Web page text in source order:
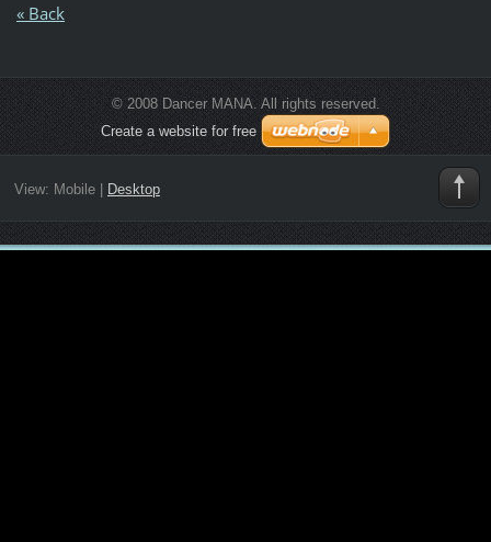
« Back
© 2008 Dancer MANA. All rights reserved.
Create a website for free
View: Mobile| Desktop